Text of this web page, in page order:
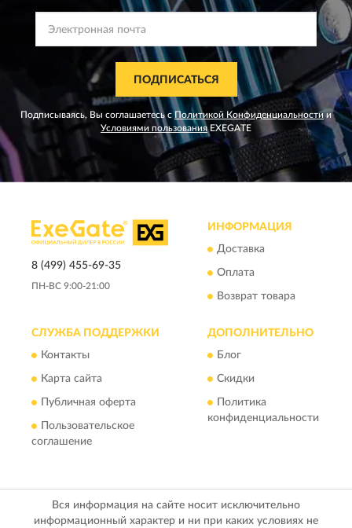
ПОДПИСАТЬСЯ
Подписываясь, Вы соглашаетесь сПолитикой Конфиденциальности и
Условиями пользованияEXEGATE
8 (499) 455-69-35
ПН-ВС 9:00-21:00
ИНФОРМАЦИЯ
Доставка
Оплата
Возврат товара
СЛУЖБА ПОДДЕРЖКИ
Контакты
Карта сайта
Публичная оферта
Пользовательское
соглашение
ДОПОЛНИТЕЛЬНО
Блог
Скидки
Политика
конфиденциальности
Вся информация на сайте носит исключительно
информационный характер и ни при каких условиях не